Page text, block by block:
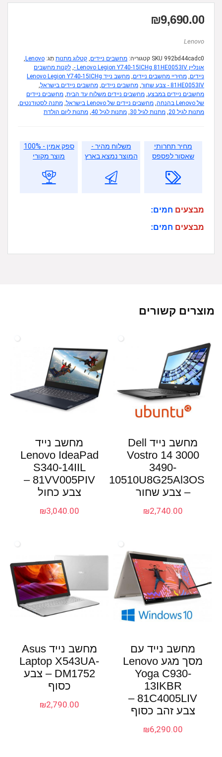
₪9,690.00
Lenovo
SKU 992bd44cadc0 קטגוריה: מחשבים ניידים קטלוג מתנות תָג: Lenovo
אונליין Lenovo Legion Y740-15ICHg 81HE0053IV -
לקנות מחשבים
ניידים מחיריי מחשבים ניידים
מחשב נייד Lenovo Legion Y740-15ICHg
81HE0053IV - צבע שחור
מחשבים ניידים מחשבים ניידים בישראל
מחשבים ניידים במבצע מחשבים ניידים משלוח עד הבית מחשבים ניידים
של Lenovo בהנחה
מחשבים ניידים של Lenovo בישראל מתנה לסטודנטים
מתנות לגיל 20
מתנות לגיל 30 מתנות לגיל 40 מתנות ליום הולדת
מחיר תחרותי
שאסור לפספס
משלוח מהיר -
המוצר נמצא בארץ
ספק אמין - 100%
מוצר מקורי
מבצעים חמים:
מבצעים חמים:
מוצרים קשורים
מחשב נייד Dell
Vostro 14 3000
3490-
10510U8G25Al3OS
– צבע שחור
₪2,740.00
מחשב נייד
Lenovo IdeaPad
S340-14IIL
81VV005PIV –
צבע כחול
₪3,040.00
מחשב נייד עם
מסך מגע Lenovo
Yoga C930-
13IKBR
81C4005LIV –
צבע זהב כסוף
₪6,290.00
מחשב נייד Asus
Laptop X543UA-
DM1752 – צבע
כסוף
₪2,790.00